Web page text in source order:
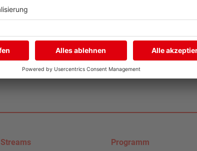
Daniel!
Streams Programm